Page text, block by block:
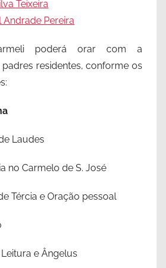
Teixeira
Andrade Pereira
poderá orar com a
residentes, conforme os
Laudes
no Carmelo de S. José
Tércia e Oração pessoal
e Ângelus